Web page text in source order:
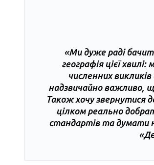
«Ми дуже раді
географія цієї
численних
надзвичайно важливо,
Також хочу звернутися
цілком реально
стандартів та думати